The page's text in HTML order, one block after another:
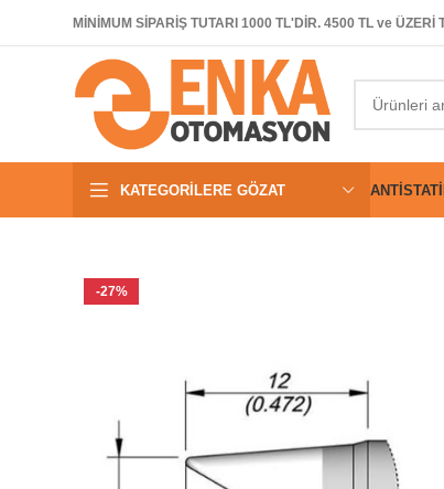
MİNİMUM SİPARİŞ TUTARI 1000 TL'DİR. 4500 TL ve ÜZERİ
KATEGORILERE GÖZAT
-27%